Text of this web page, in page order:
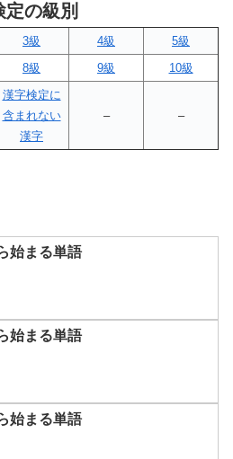
の級別
3級 4級
5級
8級 9級 10級
漢字検定に
含まれない
漢字
– –
始まる単語
始まる単語
始まる単語